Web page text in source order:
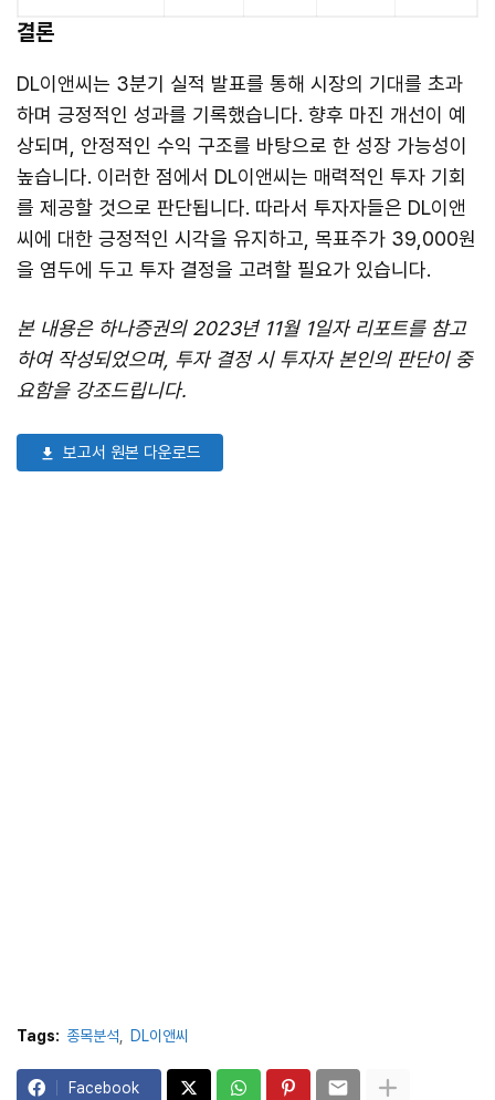
결론
DL이앤씨는 3분기 실적 발표를 통해 시장의 기대를 초과
하며 긍정적인 성과를 기록했습니다. 향후 마진 개선이 예
상되며, 안정적인 수익 구조를 바탕으로 한 성장 가능성이
높습니다. 이러한 점에서 DL이앤씨는 매력적인 투자 기회
를 제공할 것으로 판단됩니다. 따라서 투자자들은 DL이앤
씨에 대한 긍정적인 시각을 유지하고, 목표주가 39,000원
을 염두에 두고 투자 결정을 고려할 필요가 있습니다.
본 내용은 하나증권의 2023년 11월 1일자 리포트를 참고
하여 작성되었으며, 투자 결정 시 투자자 본인의 판단이 중
요함을 강조드립니다.
보고서 원본 다운로드
Tags: 종목분석 DL이앤씨
Facebook